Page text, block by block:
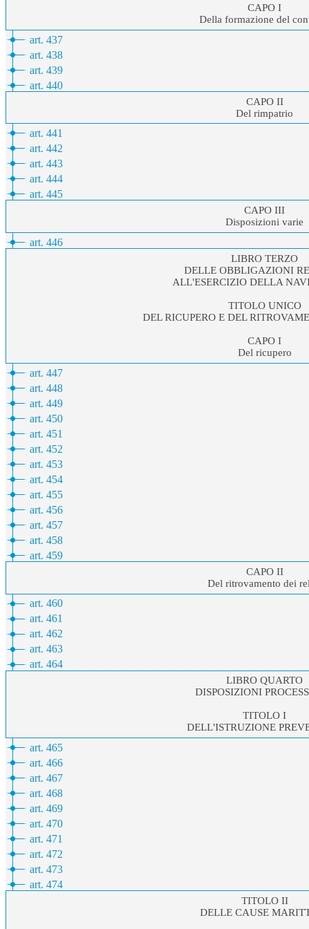
CAPO I
Della formazione del
art. 437
art. 438
art. 439
art. 440
CAPO II
Del rimpatrio
art. 441
art. 442
art. 443
art. 444
art. 445
CAPO III
Disposizioni varie
art. 446
LIBRO TERZO
DELLE OBBLIGAZIONI
ALL'ESERCIZIO DELLA
TITOLO UNICO
DEL RICUPERO E DEL
CAPO I
Del ricupero
art. 447
art. 448
art. 449
art. 450
art. 451
art. 452
art. 453
art. 454
art. 455
art. 456
art. 457
art. 458
art. 459
CAPO II
Del ritrovamento dei
art. 460
art. 461
art. 462
art. 463
art. 464
LIBRO QUARTO
DISPOSIZIONI
TITOLO I
DELL'ISTRUZIONE
art. 465
art. 466
art. 467
art. 468
art. 469
art. 470
art. 471
art. 472
art. 473
art. 474
TITOLO II
DELLE CAUSE